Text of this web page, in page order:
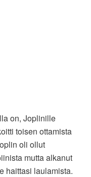
on, Joplinille
toisen ottamista
oli ollut
mutta alkanut
haittasi laulamista.